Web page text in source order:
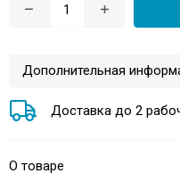
Дополнительная
Доставка до 2
О товаре